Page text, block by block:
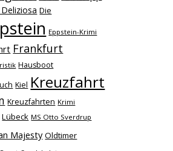
Die
Eppstein-Krimi
Frankfurt
Hausboot
Kiel Kreuzfahrt
Kreuzfahrten Krimi
Lübeck MS Otto Sverdrup
Majesty Oldtimer